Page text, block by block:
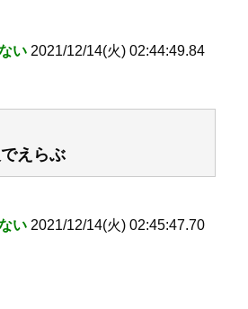
い 2021/12/14(火) 02:44:49.84
えらぶ
い 2021/12/14(火) 02:45:47.70